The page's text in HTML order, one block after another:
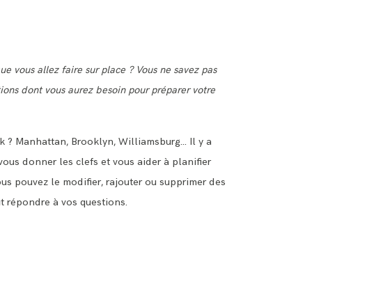
vous allez faire sur place ? Vous ne savez pas
dont vous aurez besoin pour préparer votre
? Manhattan, Brooklyn, Williamsburg… Il y a
donner les clefs et vous aider à planifier
pouvez le modifier, rajouter ou supprimer des
répondre à vos questions.